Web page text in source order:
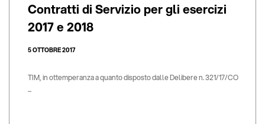
Contratti di Servizio per gli esercizi
2017 e 2018
5 OTTOBRE 2017
TIM, in ottemperanza a quanto disposto dalle Delibere n. 321/17/CO
...